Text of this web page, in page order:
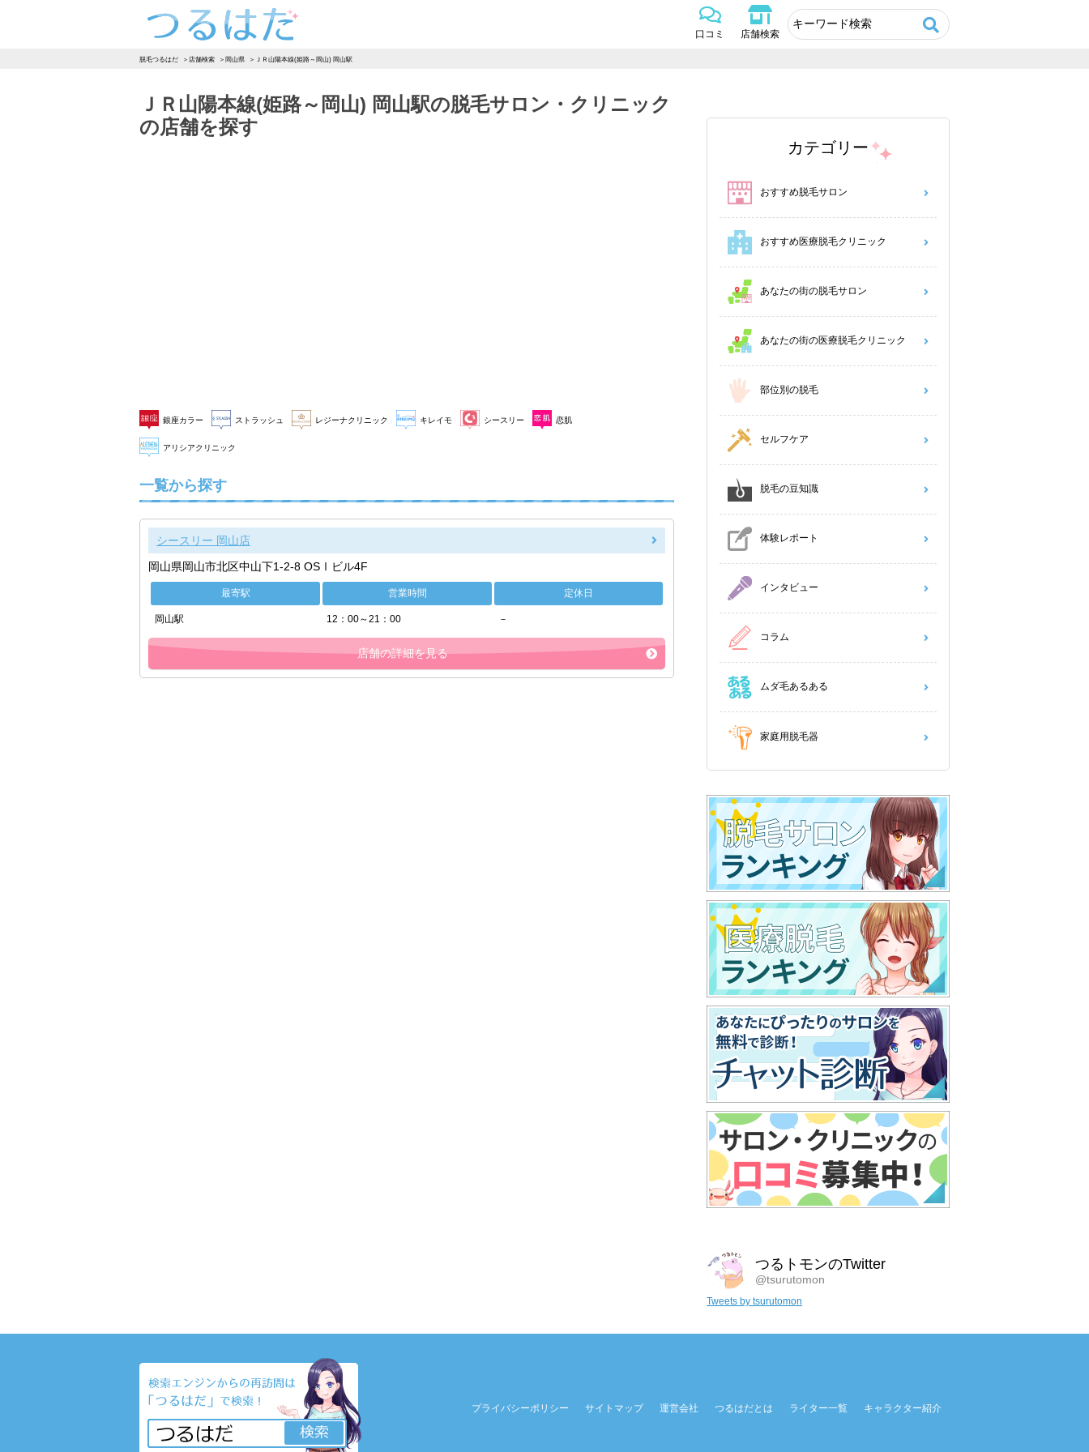
口コミ 店舗検索
脱毛つるはだ 店舗検索 岡山県 ＪＲ山陽本線(姫路～岡山) 岡山駅
ＪＲ山陽本線(姫路～岡山) 岡山駅の脱毛サロン・クリニック
の店舗を探す
銀座カラー ストラッシュ レジーナクリニック キレイモ シースリー 恋肌
アリシアクリニック
一覧から探す
シースリー 岡山店
岡山県岡山市北区中山下1-2-8 OSⅠビル4F
最寄駅 営業時間 定休日
岡山駅 12：00～21：00 －
店舗の詳細を見る
カテゴリー
おすすめ脱毛サロン
おすすめ医療脱毛クリニック
あなたの街の脱毛サロン
あなたの街の医療脱毛クリニック
部位別の脱毛
セルフケア
脱毛の豆知識
体験レポート
インタビュー
コラム
ムダ毛あるある
家庭用脱毛器
つるトモンのTwitter
@tsurutomon
Tweets by tsurutomon
プライバシーポリシー サイトマップ 運営会社 つるはだとは ライター一覧 キャラクター紹介